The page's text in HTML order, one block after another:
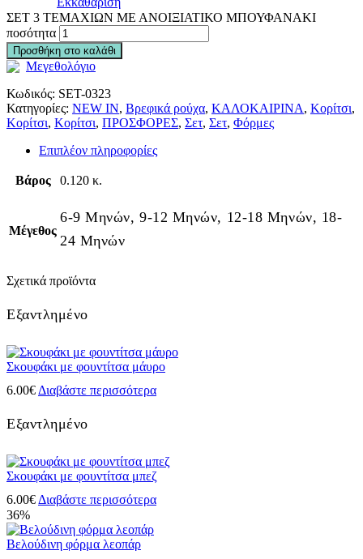
ΣΕΤ 3 ΤΕΜΑΧΙΩΝ ΜΕ ΑΝΟΙΞΙΑΤΙΚΟ ΜΠΟΥΦΑΝΑΚΙ
ποσότητα
Προσθήκη στο καλάθι
Μεγεθολόγιο
Κωδικός: SET-0323
Κατηγορίες: NEW IN, Βρεφικά ρούχα, ΚΑΛΟΚΑΙΡΙΝΑ, Κορίτσι,
Κορίτσι, Κορίτσι, ΠΡΟΣΦΟΡΕΣ, Σετ, Σετ, Φόρμες
Επιπλέον πληροφορίες
Βάρος 0.120 κ.
Μέγεθος
6-9 Μηνών, 9-12 Μηνών, 12-18 Μηνών, 18-
24 Μηνών
Σχετικά προϊόντα
Εξαντλημένο
Σκουφάκι με φουντίτσα μάυρο
6.00€ Διαβάστε περισσότερα
Εξαντλημένο
Σκουφάκι με φουντίτσα μπεζ
6.00€ Διαβάστε περισσότερα
36%
Βελούδινη φόρμα λεοπάρ